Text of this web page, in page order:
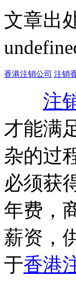
文章出
香港注销公司 注销
注
才能满
杂的过
必须获
年费，
薪资，
于香港